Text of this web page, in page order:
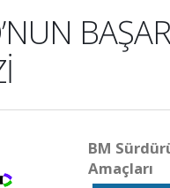
BM
Amaçları